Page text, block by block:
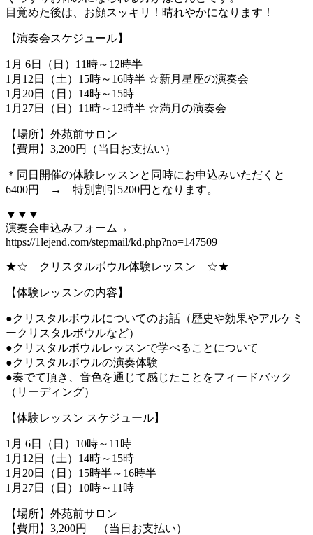
目覚めた後は、お顔スッキリ！晴れやかになります！
【演奏会スケジュール】
1月 6日（日）11時～12時半
1月12日（土）15時～16時半 ☆新月星座の演奏会
1月20日（日）14時～15時
1月27日（日）11時～12時半 ☆満月の演奏会
【場所】外苑前サロン
【費用】3,200円（当日お支払い）
＊同日開催の体験レッスンと同時にお申込みいただくと
6400円 → 特別割引5200円となります。
▼▼▼
演奏会申込みフォーム→
https://1lejend.com/stepmail/kd.php?no=147509
★☆ クリスタルボウル体験レッスン ☆★
【体験レッスンの内容】
●クリスタルボウルについてのお話（歴史や効果やアルケミ
ークリスタルボウルなど）
●クリスタルボウルレッスンで学べることについて
●クリスタルボウルの演奏体験
●奏でて頂き、音色を通じて感じたことをフィードバック
（リーディング）
【体験レッスン スケジュール】
1月 6日（日）10時～11時
1月12日（土）14時～15時
1月20日（日）15時半～16時半
1月27日（日）10時～11時
【場所】外苑前サロン
【費用】3,200円 （当日お支払い）